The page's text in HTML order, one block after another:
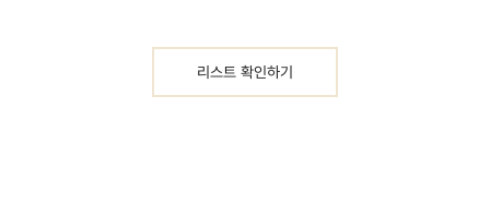
리스트 확인하기